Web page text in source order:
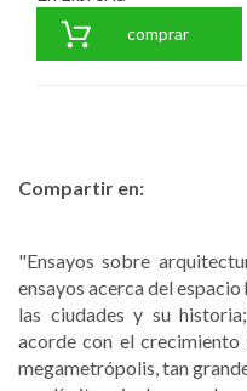
comprar
Compartir en:
"Ensayos sobre
ensayos acerca del
las ciudades y su
acorde con el
megametrópolis, tan